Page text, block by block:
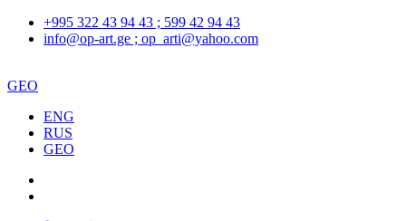
+995 322 43 94 43 ; 599 42 94 43
info@op-art.ge ; op_arti@yahoo.com
GEO
ENG
RUS
GEO